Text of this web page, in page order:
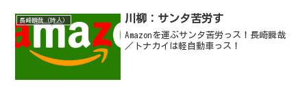
長崎瞬哉（詩人） 川柳：サンタ苦労す
Amazonを運ぶサンタ苦労っス！長崎瞬哉
／トナカイは軽自動車っス！